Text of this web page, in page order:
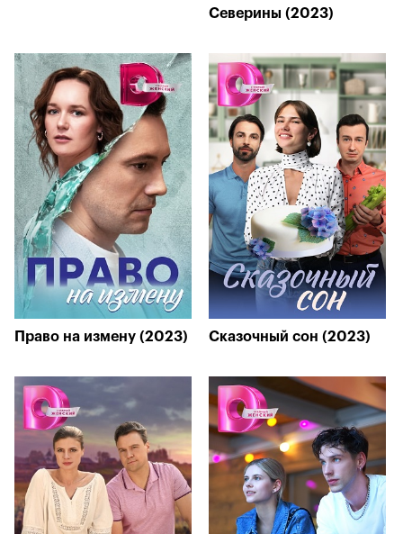
Северины (2023)
Право на измену (2023) Сказочный сон (2023)